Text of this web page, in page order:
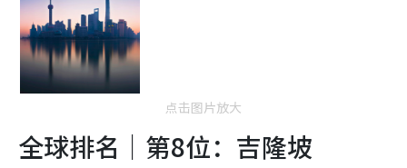
点击图片放大
全球排名｜第8位：吉隆坡